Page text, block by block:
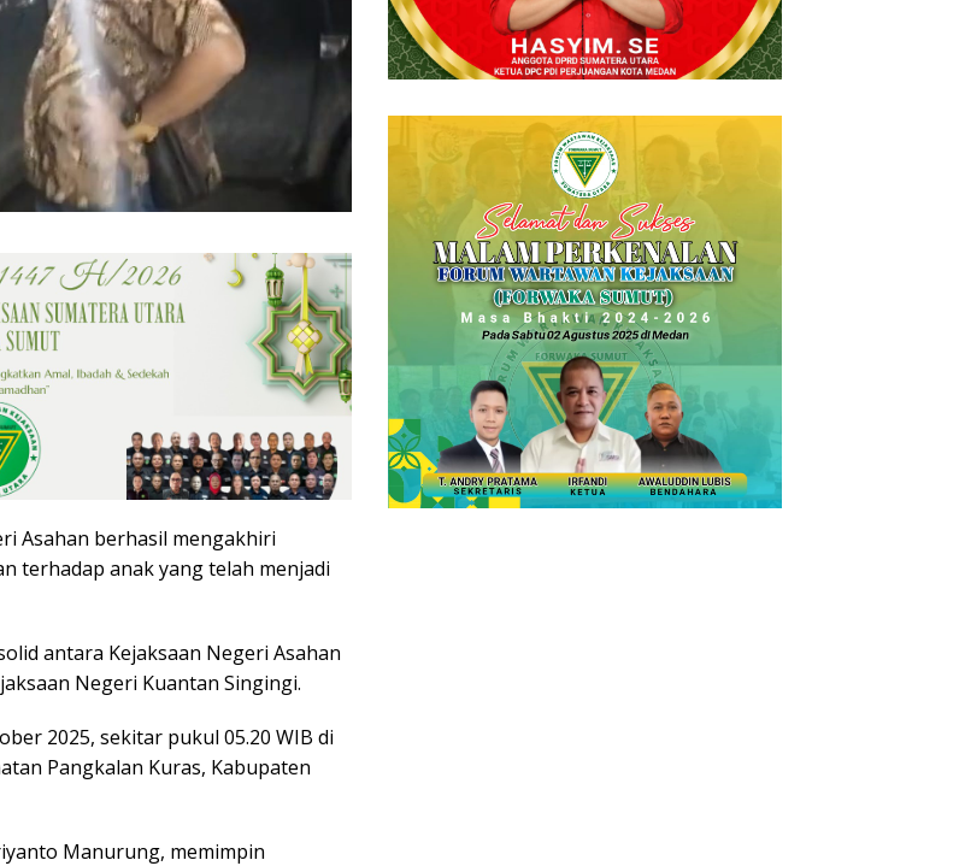
Asahan berhasil mengakhiri
terhadap anak yang telah menjadi
antara Kejaksaan Negeri Asahan
Negeri Kuantan Singingi.
2025, sekitar pukul 05.20 WIB di
Pangkalan Kuras, Kabupaten
Manurung, memimpin